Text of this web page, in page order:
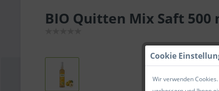
BIO Quitten Mix Saft 500
Cookie
Wir verwenden